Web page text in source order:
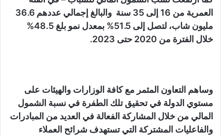
العمرية من 16 إلى 35 سنة والبالغ إجمالي عددهم 36.6
مليون شاب، لتصل إلى 51.5% بمعدل نمو بلغ 48.5%
خلال الفترة من 2020 حتى 2023.
وساهم التعاون المثمر مع كافة الوزارات والهيئات على
مستوي الدولة في تحقيق تلك الطفرة في نسبة الشمول
المالي من خلال المشاركة الفعالة في العديد من المبادرات
والفاعليات المشتركة التي تستهدف شرائح العملاء